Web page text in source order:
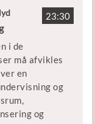
på Greve
er
didaktik på
en lang række
skriftlighed
23:30
i de
må afvikles
en
og
og